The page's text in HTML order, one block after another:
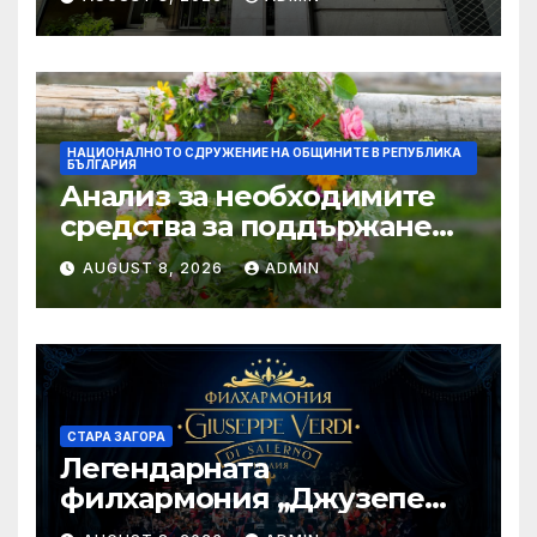
устойчивото развитие на
морските общности
НАЦИОНАЛНОТО СДРУЖЕНИЕ НА ОБЩИНИТЕ В РЕПУБЛИКА
БЪЛГАРИЯ
Анализ за необходимите
средства за поддържане
проводимостта на речните
корита на територията на
България, с цел превенция
на риска от наводнения
AUGUST 8, 2026 ADMIN
СТАРА ЗАГОРА
Легендарната
филхармония „Джузепе
Верди“ от Салерно с